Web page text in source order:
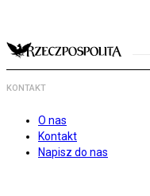
KONTAKT
O nas
Kontakt
Napisz do nas